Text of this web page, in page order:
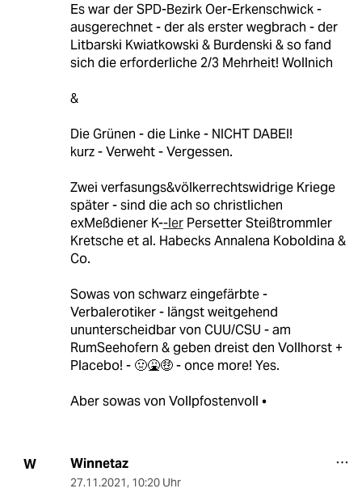
Es war der SPD-Bezirk Oer-Erkenschwick -
ausgerechnet - der als erster wegbrach - der
Litbarski Kwiatkowski & Burdenski & so fand
sich die erforderliche 2/3 Mehrheit! Wollnich
&
Die Grünen - die Linke - NICHT DABEI!
kurz - Verweht - Vergessen.
Zwei verfasungs&völkerrechtswidrige Kriege
später - sind die ach so christlichen
exMeßdiener K--lerPersetter Steißtrommler
Kretsche et al. Habecks Annalena Koboldina &
Co.
Sowas von schwarz eingefärbte -
Verbalerotiker - längst weitgehend
ununterscheidbar von CUU/CSU - am
RumSeehofern & geben dreist den Vollhorst +
Placebo! - 🤢🤮🤑 - once more! Yes.
Aber sowas von Vollpfostenvoll •
W Winnetaz
27.11.2021, 10:20 Uhr